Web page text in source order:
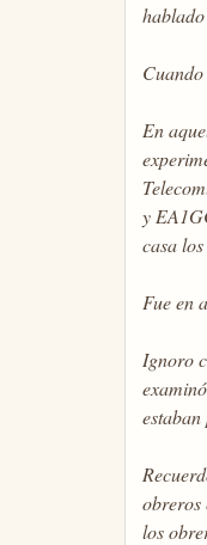
En
y
casa
Fue en
Ignoro
obreros
los